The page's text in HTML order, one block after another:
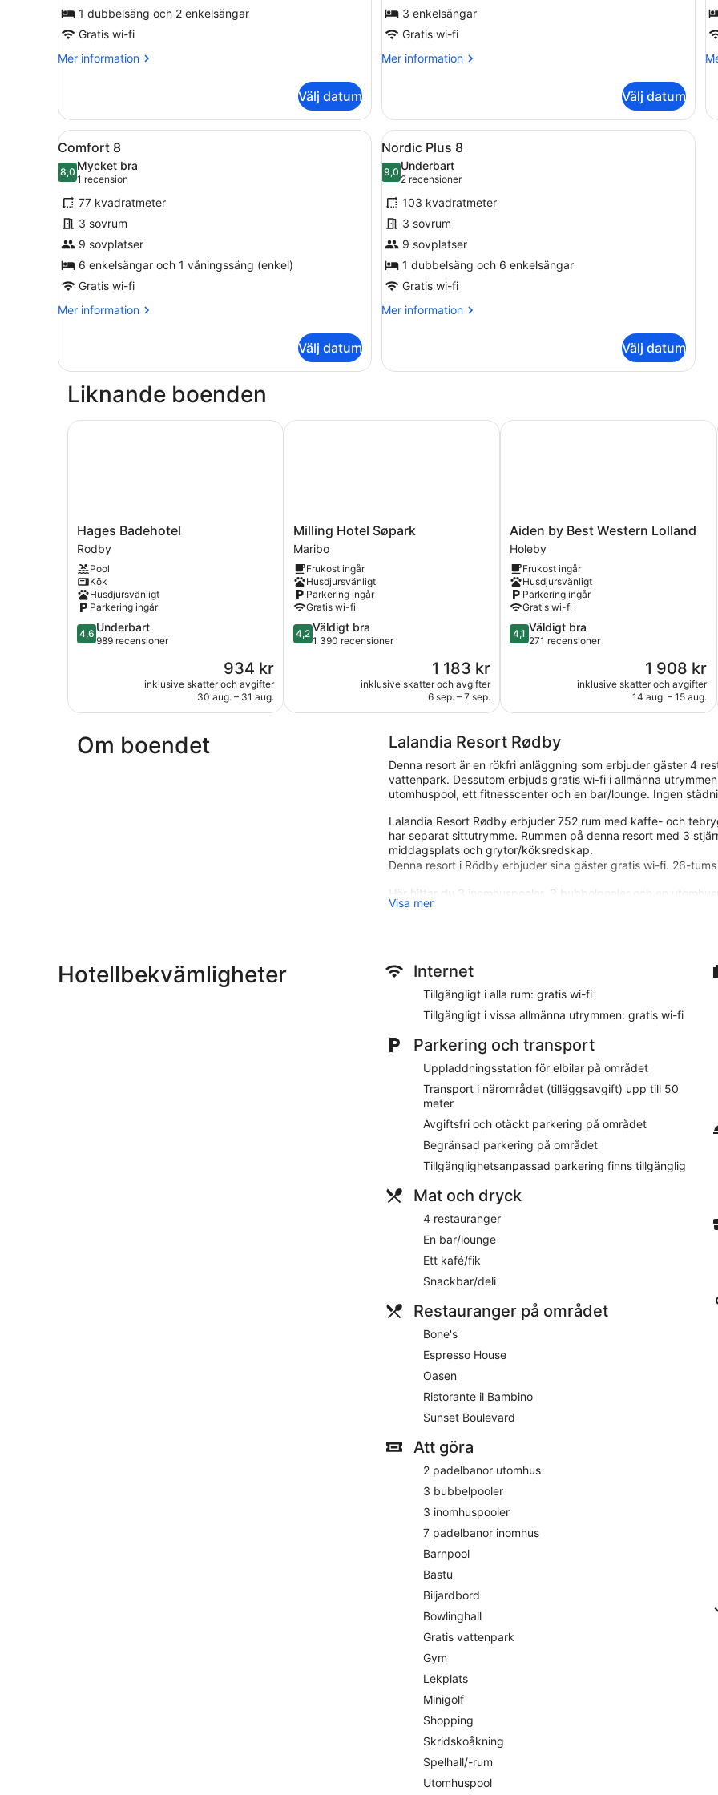
1 dubbelsäng och 2 enkelsängar
Gratis wi-fi
Mer information
Mer
4
Välj datum
3 enkelsängar
Gratis wi-fi
Mer information
Mer
3
Välj datum
6
Öppna
alla
foton
för
Comfort
8
En grön byggnad med ett sluttande tak, en inglasad veranda och ett picknickbord.
15
Comfort 8
8,08,0 av 10
Mycket bra
1 recension
(1 recension)
77 kvadratmeter
3 sovrum
9 sovplatser
6 enkelsängar och 1 våningssäng (enkel)
Gratis wi-fi
Mer information
Mer
8
Välj datum
Öppna
alla
foton
för
Nordic
Plus
8
En rad med små,
18
Nordic Plus 8
9,09,0 av 10
Underbart
2 recensioner
(2 recensioner)
103 kvadratmeter
3 sovrum
9 sovplatser
1 dubbelsäng och 6 enkelsängar
Gratis wi-fi
Mer information
Mer
Plus
Välj datum
Liknande boenden
Hages
Badehotel
Rodby
Hages Badehotel
Rodby
Pool
Kök
Husdjursvänligt
Parkering ingår
4.6
av
989 recensioner
4,6 Underbart
989 recensioner
Priset
är
934 kr
934 kr
inklusive skatter och avgifter
30 aug. – 31 aug.
Hages Badehotel
Milling
Hotel
Søpark
Maribo
Milling Hotel Søpark
Maribo
Frukost ingår
Husdjursvänligt
Parkering ingår
Gratis wi-fi
4.2
av
4,2 Väldigt bra
1 390 recensioner
Priset
är
1 183 kr
1 183 kr
inklusive skatter och avgifter
6 sep. – 7 sep.
Milling Hotel Søpark
Aiden
by
Best
Western
Lolland
Holeby
Aiden by Best Western Lolland
Holeby
Frukost ingår
Husdjursvänligt
Parkering ingår
Gratis wi-fi
4.1
av
4,1 Väldigt bra
271 recensioner
Priset
är
1 908 kr
1 908 kr
inklusive skatter och avgifter
14 aug. – 15 aug.
Aiden by Best Western Lolland
Om boendet Lalandia Resort Rødby
Denna resort är en rökfri anläggning som erbjuder gäster 4
vattenpark. Dessutom erbjuds gratis wi-fi i allmänna
utomhuspool, ett fitnesscenter och en bar/lounge. Ingen
Lalandia Resort Rødby erbjuder 752 rum med kaffe- och
har separat sittutrymme. Rummen på denna resort med 3
middagsplats och grytor/köksredskap.
Denna resort i Rödby erbjuder sina gäster gratis wi-fi. 26-
Här hittar du 3 inomhuspooler, 3 bubbelpooler och en
äventyrsbad (gratis), bastu och fitnesscenter.
Denna resort med 3 stjärnor har 752 rum och ståtar med 3
restauranger.
Du kan äta gott på Ristorante il Bambino, en av 4
Din 26-tumss platt-tv har satellitkanaler, och du håller dig
sittutrymmen erbjuds dessutom. Ingen städning
På boendet
Gäster på Lalandia Resort Rødby erbjuds 3 inomhuspooler,
har du tillgång till avgiftsfri parkering och lokaltransport.
bokning av guidade turer och biljetter samt rekommendera
med familjevänlig profil har dessutom barnpool, ett
Lalandia Resort Rødby erbjuder gäster tillgång till en
bubbelpooler samt vattenrutschkana och en utomhuspool.
av en drink på baren/loungen. Gratis wi-fi finns i allmänna
Möteslokaler på denna resort är 400 kvadratmeter och här
finns tillgängliga på Lalandia Resort Rødby med familjevänlig
avgift. Parkeringsplatser finns på området och tilldelas efter
Denna resort i Rödby har 3 stjärnor och tillåter inte rökning.
Ristorante il Bambino- bufférestaurang på platsen.
Bone's– steakhouse som endast serverar middag.
– coffee shop som serverar brunch och
– bistro med utsikt över poolen. Öppet alla dagar
Visa mer
Hotellbekvämligheter Internet
Tillgängligt i alla rum: gratis wi-fi
Tillgängligt i vissa allmänna utrymmen: gratis wi-fi
Parkering och transport
Uppladdningsstation för elbilar på området
Transport i närområdet (tilläggsavgift) upp till 50
meter
Avgiftsfri och otäckt parkering på området
Begränsad parkering på området
Tillgänglighetsanpassad parkering finns tillgänglig
Mat och dryck
4 restauranger
En bar/lounge
Ett kafé/fik
Snackbar/deli
Restauranger på området
Bone's
Espresso House
Oasen
Ristorante il Bambino
Sunset Boulevard
Att göra
2 padelbanor utomhus
3 bubbelpooler
3 inomhuspooler
7 padelbanor inomhus
Barnpool
Bastu
Biljardbord
Bowlinghall
Gratis vattenpark
Gym
Lekplats
Minigolf
Shopping
Skridskoåkning
Spelhall/-rum
Utomhuspool